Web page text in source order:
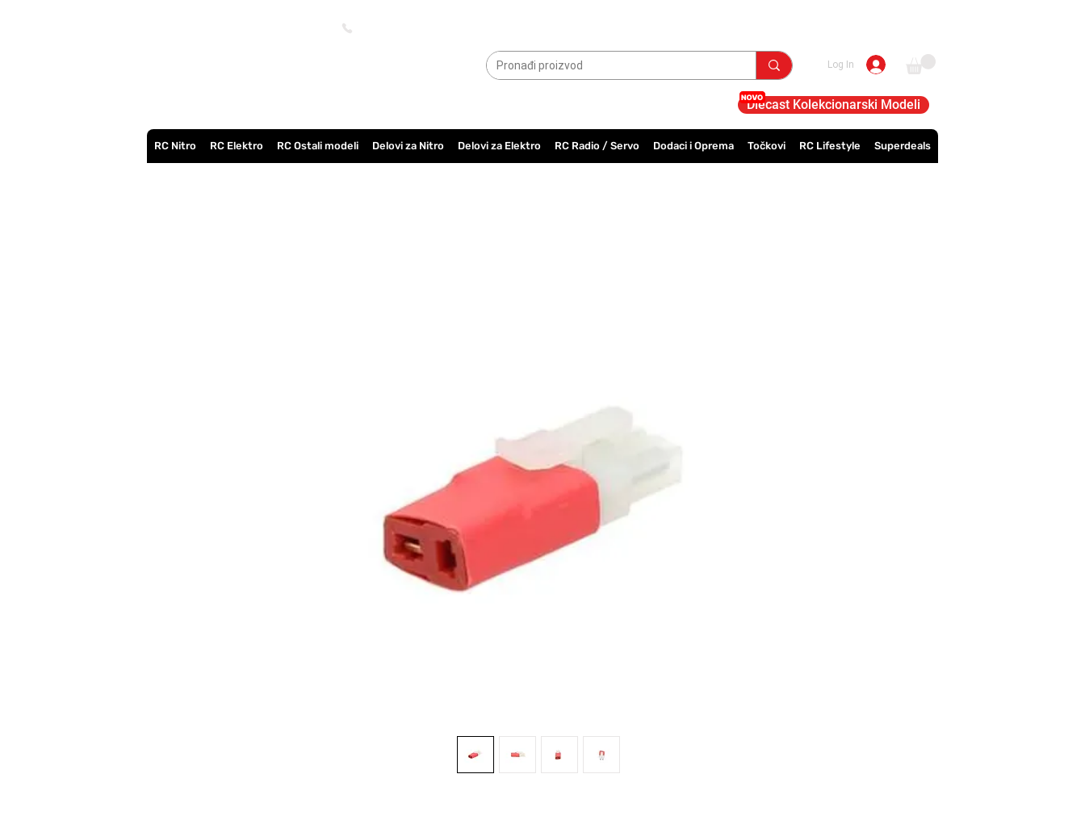
Log In
Diecast Kolekcionarski Modeli
RC Nitro RC Elektro RC Ostali modeli Delovi za Nitro Delovi za Elektro RC Radio / Servo Dodaci i Oprema Točkovi RC Lifestyle Superdeals